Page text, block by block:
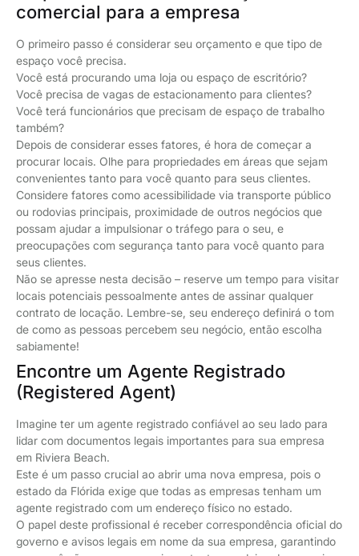
comercial para a empresa
O primeiro passo é considerar seu orçamento e que tipo de
espaço você precisa.
Você está procurando uma loja ou espaço de escritório?
Você precisa de vagas de estacionamento para clientes?
Você terá funcionários que precisam de espaço de trabalho
também?
Depois de considerar esses fatores, é hora de começar a
procurar locais. Olhe para propriedades em áreas que sejam
convenientes tanto para você quanto para seus clientes.
Considere fatores como acessibilidade via transporte público
ou rodovias principais, proximidade de outros negócios que
possam ajudar a impulsionar o tráfego para o seu, e
preocupações com segurança tanto para você quanto para
seus clientes.
Não se apresse nesta decisão – reserve um tempo para visitar
locais potenciais pessoalmente antes de assinar qualquer
contrato de locação. Lembre-se, seu endereço definirá o tom
de como as pessoas percebem seu negócio, então escolha
sabiamente!
Encontre um Agente Registrado
(Registered Agent)
Imagine ter um agente registrado confiável ao seu lado para
lidar com documentos legais importantes para sua empresa
em Riviera Beach.
Este é um passo crucial ao abrir uma nova empresa, pois o
estado da Flórida exige que todas as empresas tenham um
agente registrado com um endereço físico no estado.
O papel deste profissional é receber correspondência oficial do
governo e avisos legais em nome da sua empresa, garantindo